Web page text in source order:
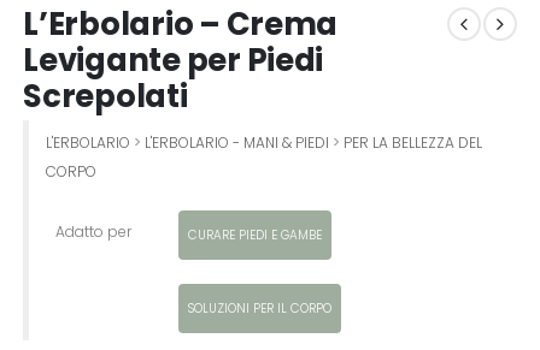
L’Erbolario – Crema
Levigante per Piedi
Screpolati
L'ERBOLARIO > L'ERBOLARIO - MANI & PIEDI > PER LA BELLEZZA DEL
CORPO
Adatto per CURARE PIEDI E GAMBE
SOLUZIONI PER IL CORPO